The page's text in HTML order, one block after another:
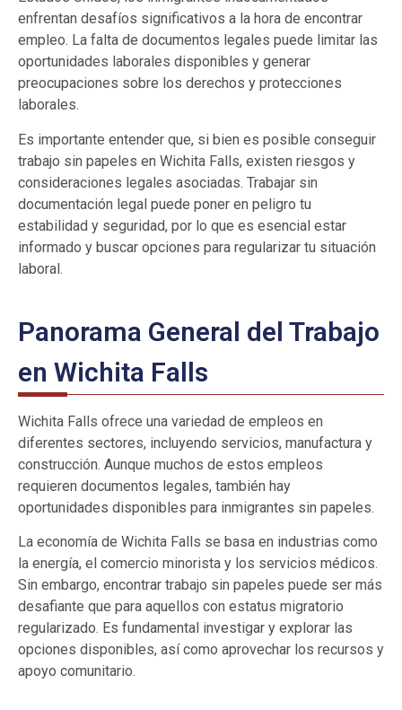
enfrentan desafíos significativos a la hora de encontrar
empleo. La falta de documentos legales puede limitar las
oportunidades laborales disponibles y generar
preocupaciones sobre los derechos y protecciones
laborales.
Es importante entender que, si bien es posible conseguir
trabajo sin papeles en Wichita Falls, existen riesgos y
consideraciones legales asociadas. Trabajar sin
documentación legal puede poner en peligro tu
estabilidad y seguridad, por lo que es esencial estar
informado y buscar opciones para regularizar tu situación
laboral.
Panorama General del Trabajo
en Wichita Falls
Wichita Falls ofrece una variedad de empleos en
diferentes sectores, incluyendo servicios, manufactura y
construcción. Aunque muchos de estos empleos
requieren documentos legales, también hay
oportunidades disponibles para inmigrantes sin papeles.
La economía de Wichita Falls se basa en industrias como
la energía, el comercio minorista y los servicios médicos.
Sin embargo, encontrar trabajo sin papeles puede ser más
desafiante que para aquellos con estatus migratorio
regularizado. Es fundamental investigar y explorar las
opciones disponibles, así como aprovechar los recursos y
apoyo comunitario.